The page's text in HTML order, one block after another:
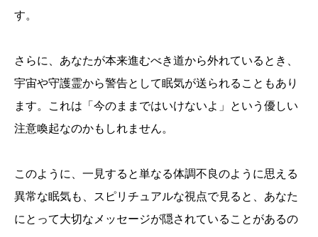
す。
さらに、あなたが本来進むべき道から外れているとき、
宇宙や守護霊から警告として眠気が送られることもあり
ます。これは「今のままではいけないよ」という優しい
注意喚起なのかもしれません。
このように、一見すると単なる体調不良のように思える
異常な眠気も、スピリチュアルな視点で見ると、あなた
にとって大切なメッセージが隠されていることがあるの